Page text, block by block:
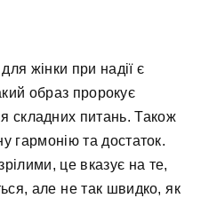
жінки при надії є
образ пророкує
складних питань. Також
гармонію та достаток.
це вказує на те,
але не так швидко, як